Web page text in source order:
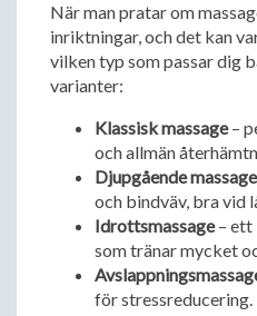
När man pratar om
inriktningar, och det kan
vilken typ som passar dig
varianter:
Klassisk massage–
och allmän
Djupgående massage
och bindväv, bra vid
Idrottsmassage– ett
som tränar mycket
för stressreducering.